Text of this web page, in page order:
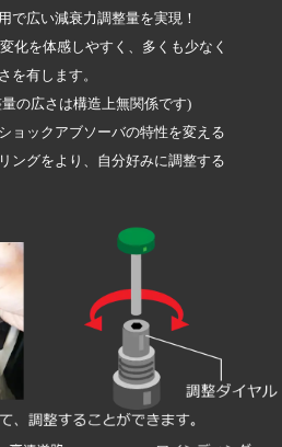
で広い減衰力調整量を実現！
化を体感しやすく、多くも少なく
を有します。
の広さは構造上無関係です)
ョックアブソーバの特性を変える
ングをより、自分好みに調整する